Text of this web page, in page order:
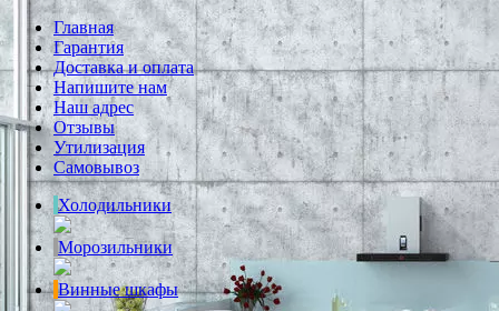
Главная
Гарантия
Доставка и оплата
Напишите нам
Наш адрес
Отзывы
Утилизация
Самовывоз
Холодильники
Морозильники
Винные шкафы